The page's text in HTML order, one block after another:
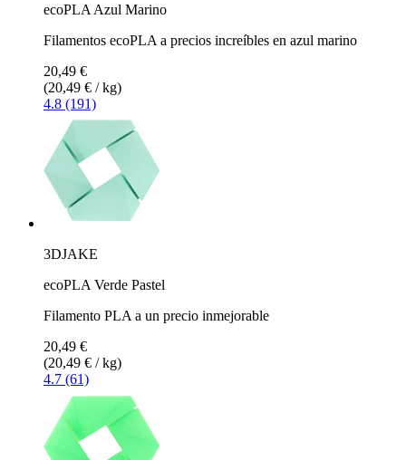
ecoPLA Azul Marino
Filamentos ecoPLA a precios increíbles en azul marino
20,49 €
(20,49 € / kg)
4.8 (191)
3DJAKE
ecoPLA Verde Pastel
Filamento PLA a un precio inmejorable
20,49 €
(20,49 € / kg)
4.7 (61)